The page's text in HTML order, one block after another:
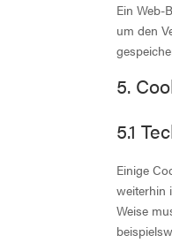
Ein Web-
um den
5.
5.1
Einige
weiterhin
Weise